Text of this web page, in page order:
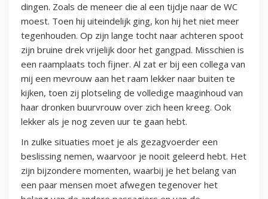
dingen. Zoals de meneer die al een tijdje naar de WC
moest. Toen hij uiteindelijk ging, kon hij het niet meer
tegenhouden. Op zijn lange tocht naar achteren spoot
zijn bruine drek vrijelijk door het gangpad. Misschien is
een raamplaats toch fijner. Al zat er bij een collega van
mij een mevrouw aan het raam lekker naar buiten te
kijken, toen zij plotseling de volledige maaginhoud van
haar dronken buurvrouw over zich heen kreeg. Ook
lekker als je nog zeven uur te gaan hebt.
In zulke situaties moet je als gezagvoerder een
beslissing nemen, waarvoor je nooit geleerd hebt. Het
zijn bijzondere momenten, waarbij je het belang van
een paar mensen moet afwegen tegenover het